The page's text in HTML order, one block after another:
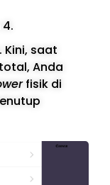
saat
Anda
fisik di